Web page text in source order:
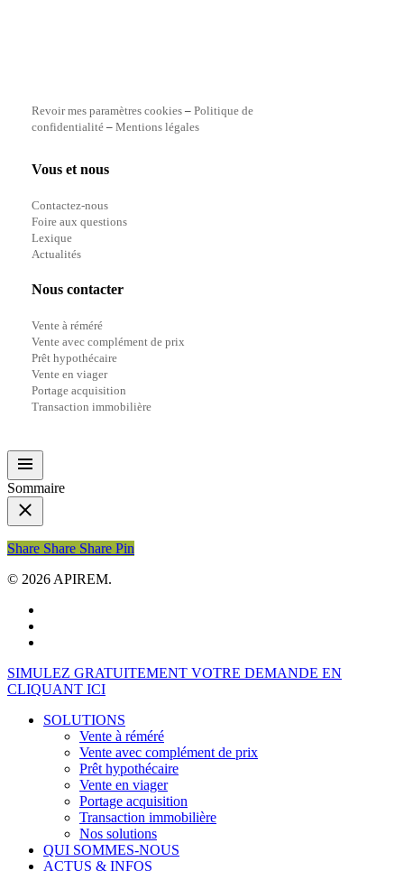
Revoir mes paramètres cookies– Politique de
confidentialité – Mentions légales
Vous et nous
Contactez-nous
Foire aux questions
Lexique
Actualités
Nous contacter
Vente à réméré
Vente avec complément de prix
Prêt hypothécaire
Vente en viager
Portage acquisition
Transaction immobilière
Sommaire
Share
Share Share Share Pin
© 2026 APIREM.
Close
Menu
SIMULEZ GRATUITEMENT VOTRE DEMANDE EN
CLIQUANT ICI
SOLUTIONS
Vente à réméré
Vente avec complément de prix
Prêt hypothécaire
Vente en viager
Portage acquisition
Transaction immobilière
Nos solutions
QUI SOMMES-NOUS
ACTUS & INFOS